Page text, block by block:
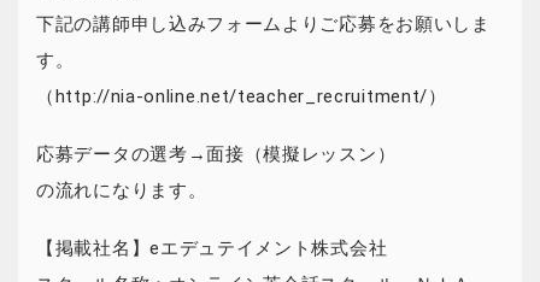
下記の講師申し込みフォームよりご応募をお願いしま
す。
（http://nia-online.net/teacher_recruitment/）
応募データの選考→面接（模擬レッスン）
の流れになります。
【掲載社名】eエデュテイメント株式会社